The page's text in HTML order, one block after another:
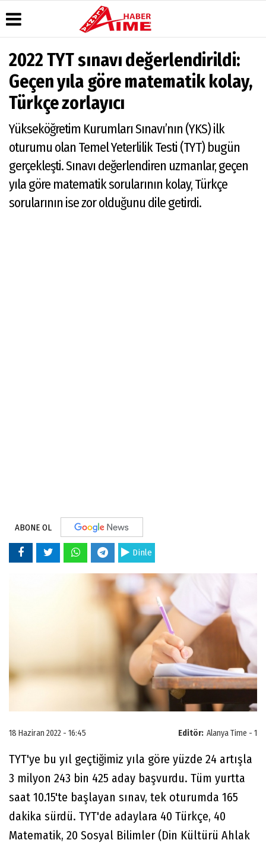
Üye Paneli
Haber
Arşivi
Dergi
Arşivi
Günün
Haberleri
Hava
Durumu
Gazete
Manşetleri
Anketler
Biyografiler
Köşe
Yazarları
Foto
AlanyaTime
TV
Gazipaşa
& Antalya
Canlı Uçak
Takip
Künye
2022 TYT sınavı değerlendirildi:
Geçen yıla göre matematik kolay,
Türkçe zorlayıcı
Yükseköğretim Kurumları Sınavı’nın (YKS) ilk
oturumu olan Temel Yeterlilik Testi (TYT) bugün
gerçekleşti. Sınavı değerlendiren uzmanlar, geçen
yıla göre matematik sorularının kolay, Türkçe
sorularının ise zor olduğunu dile getirdi.
ABONE OL
Dinle
Editör: Alanya Time - 1
18 Haziran 2022 - 16:45
TYT'ye bu yıl geçtiğimiz yıla göre yüzde 24 artışla
3 milyon 243 bin 425 aday başvurdu. Tüm yurtta
saat 10.15'te başlayan sınav, tek oturumda 165
dakika sürdü. TYT'de adaylara 40 Türkçe, 40
Matematik, 20 Sosyal Bilimler (Din Kültürü Ahlak